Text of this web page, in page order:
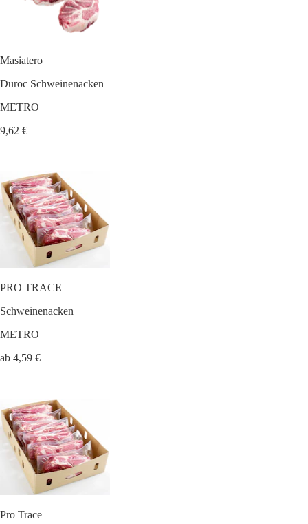
Masiatero
Duroc Schweinenacken
METRO
9,62 €
PRO TRACE
Schweinenacken
METRO
ab 4,59 €
Pro Trace